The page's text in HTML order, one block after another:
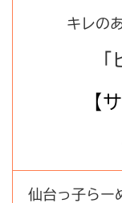
キレの
【
仙台っ子らー